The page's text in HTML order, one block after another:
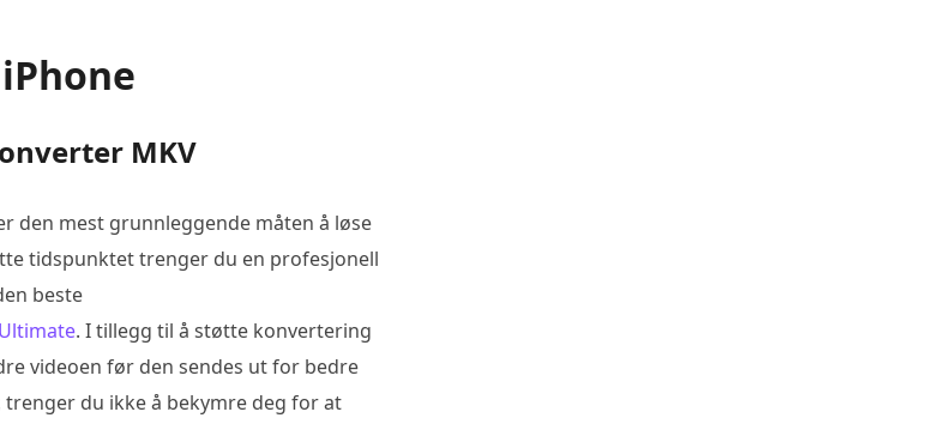
MKV
den mest grunnleggende måten å løse
tidspunktet trenger du en profesjonell
beste
. I tillegg til å støtte konvertering
videoen før den sendes ut for bedre
du ikke å bekymre deg for at